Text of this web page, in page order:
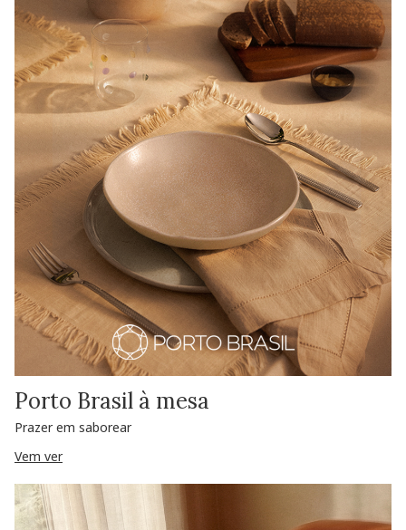
Porto Brasil à mesa
Prazer em saborear
Vem ver